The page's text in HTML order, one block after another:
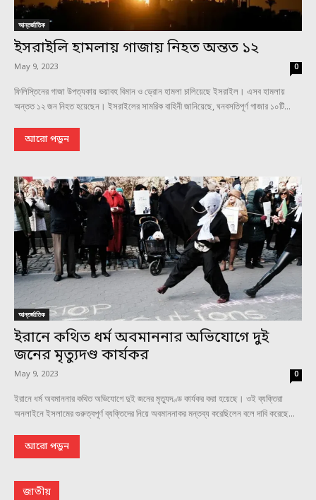
আন্তর্জাতিক
ইসরাইলি হামলায় গাজায় নিহত অন্তত ১২
May 9, 2023 0
ফিলিস্তিনের গাজা উপত্যকায় ভয়াবহ বিমান ও ড্রোন হামলা চালিয়েছে ইসরাইল। এসব হামলায়
অন্তত ১২ জন নিহত হয়েছেন। ইসরাইলের সামরিক বাহিনী জানিয়েছে, ঘনবসতিপূর্ণ গাজার ১০টি...
আরো পড়ুন
আন্তর্জাতিক
ইরানে কথিত ধর্ম অবমাননার অভিযোগে দুই
জনের মৃত্যুদণ্ড কার্যকর
May 9, 2023 0
ইরানে ধর্ম অবমাননার কথিত অভিযোগে দুই জনের মৃত্যুদণ্ড কার্যকর করা হয়েছে। ওই ব্যক্তিরা
অনলাইনে ইসলামের গুরুত্বপূর্ণ ব্যক্তিদের নিয়ে অবমাননাকর মন্তব্য করেছিলেন বলে দাবি করেছে...
আরো পড়ুন
জাতীয়